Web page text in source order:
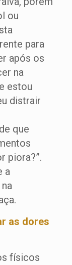
ou
para
após os
na
estou
distrair
que
piora?”.
a
as dores
físicos